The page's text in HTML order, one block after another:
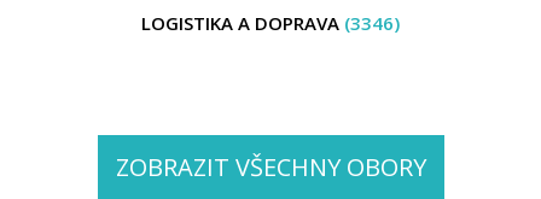
LOGISTIKA A DOPRAVA (3346)
ZOBRAZIT VŠECHNY OBORY